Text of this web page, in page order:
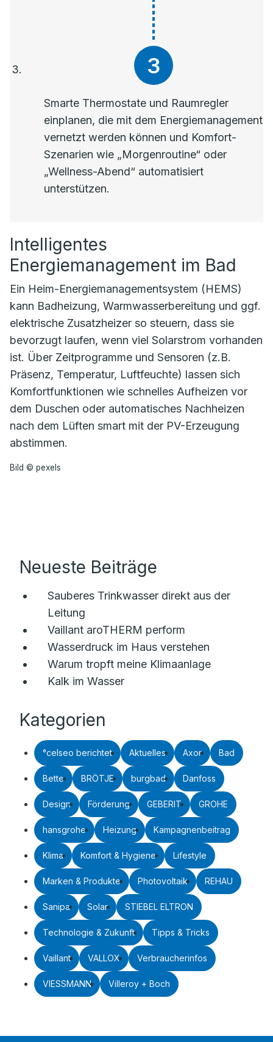
Smarte Thermostate und Raumregler
einplanen, die mit dem Energiemanagement
vernetzt werden können und Komfort-
Szenarien wie „Morgenroutine“ oder
„Wellness-Abend“ automatisiert
unterstützen.
Intelligentes
Energiemanagement im Bad
Ein Heim-Energiemanagementsystem (HEMS)
kann Badheizung, Warmwasserbereitung und ggf.
elektrische Zusatzheizer so steuern, dass sie
bevorzugt laufen, wenn viel Solarstrom vorhanden
ist. Über Zeitprogramme und Sensoren (z.B.
Präsenz, Temperatur, Luftfeuchte) lassen sich
Komfortfunktionen wie schnelles Aufheizen vor
dem Duschen oder automatisches Nachheizen
nach dem Lüften smart mit der PV-Erzeugung
abstimmen.
Bild © pexels
Neueste Beiträge
Sauberes Trinkwasser direkt aus der
Leitung
Vaillant aroTHERM perform
Wasserdruck im Haus verstehen
Warum tropft meine Klimaanlage
Kalk im Wasser
Kategorien
°celseo berichtet Aktuelles Axor Bad
Bette BRÖTJE burgbad Danfoss
Design Förderung GEBERIT GROHE
hansgrohe Heizung Kampagnenbeitrag
Klima Komfort & Hygiene Lifestyle
Marken & Produkte Photovoltaik REHAU
Sanipa Solar STIEBEL ELTRON
Technologie & Zukunft Tipps & Tricks
Vaillant VALLOX Verbraucherinfos
VIESSMANN Villeroy + Boch